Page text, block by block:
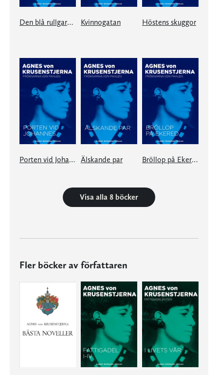
Den blå rullgardinen Kvinnogatan Höstens skuggor
Porten vid Johannes Älskande par Bröllop på Ekered
Visa alla 8 böcker
Fler böcker av författaren